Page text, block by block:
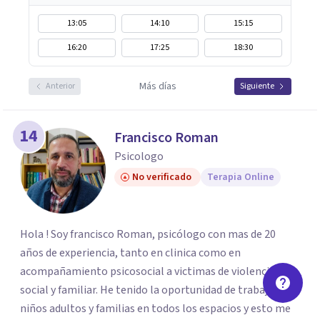
13:05 14:10
15:15
16:20
17:25 18:30
Anterior Más días Siguiente
14 Francisco Roman
Psicologo
No verificado Terapia Online
Hola ! Soy francisco Roman, psicólogo con mas de 20
años de experiencia, tanto en clinica como en
acompañamiento psicosocial a victimas de violencia
social y familiar. He tenido la oportunidad de trabajar con
niños adultos y familias en todos los espacios y esto me